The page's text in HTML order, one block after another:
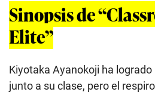
Sinopsis de
Elite”
Kiyotaka Ayanokoji ha
junto a su clase, pero el